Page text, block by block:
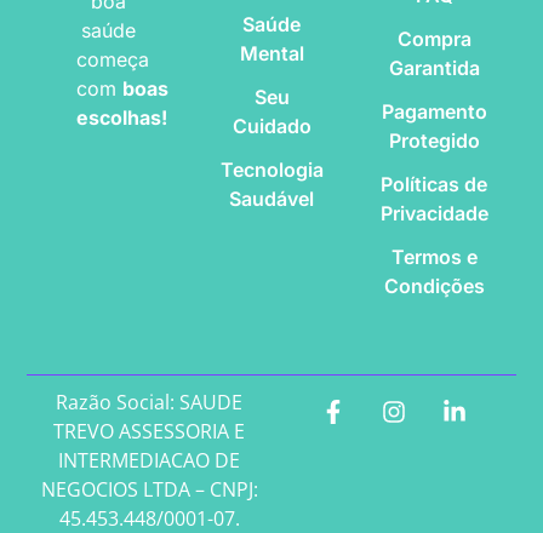
saúde
começa
com boas
escolhas!
Saúde
Mental
Seu
Cuidado
Tecnologia
Saudável
Compra
Garantida
Pagamento
Protegido
Políticas de
Privacidade
Termos e
Condições
Razão Social: SAUDE
TREVO ASSESSORIA E
INTERMEDIACAO DE
NEGOCIOS LTDA – CNPJ:
45.453.448/0001-07.